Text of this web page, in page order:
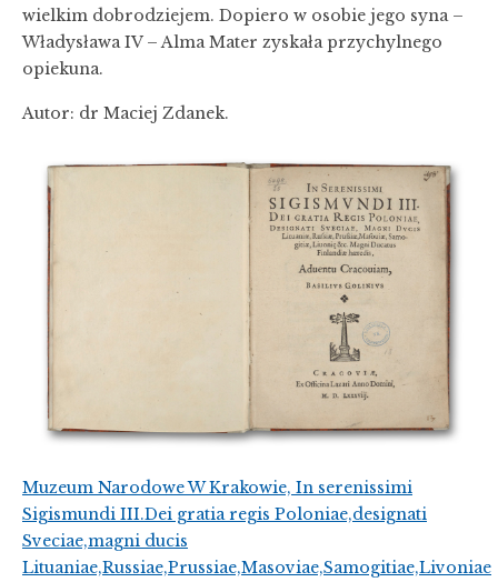
wielkim dobrodziejem. Dopiero w osobie jego syna –
Władysława IV – Alma Mater zyskała przychylnego
opiekuna.
Autor: dr Maciej Zdanek.
Muzeum Narodowe W Krakowie, In serenissimi
Sigismundi III.Dei gratia regis Poloniae,designati
Sveciae,magni ducis
Lituaniae,Russiae,Prussiae,Masoviae,Samogitiae,Livoniae